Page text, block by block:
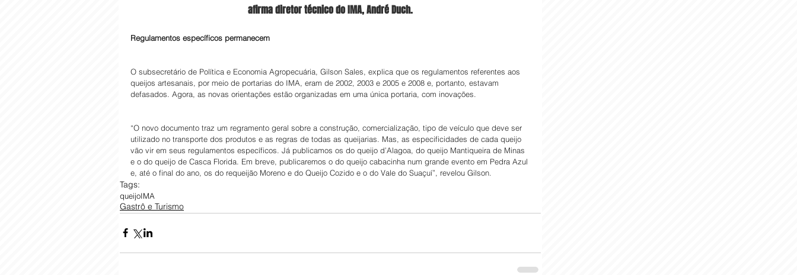
afirma diretor técnico do IMA, André Duch.
Regulamentos específicos permanecem
O subsecretário de Política e Economia Agropecuária, Gilson Sales, explica que os regulamentos referentes aos
queijos artesanais, por meio de portarias do IMA, eram de 2002, 2003 e 2005 e 2008 e, portanto, estavam
defasados. Agora, as novas orientações estão organizadas em uma única portaria, com inovações.
“O novo documento traz um regramento geral sobre a construção, comercialização, tipo de veículo que deve ser
utilizado no transporte dos produtos e as regras de todas as queijarias. Mas, as especificidades de cada queijo
vão vir em seus regulamentos específicos. Já publicamos os do queijo d’Alagoa, do queijo Mantiqueira de Minas
e o do queijo de Casca Florida. Em breve, publicaremos o do queijo cabacinha num grande evento em Pedra Azul
e, até o final do ano, os do requeijão Moreno e do Queijo Cozido e o do Vale do Suaçuí”, revelou Gilson.
Tags:
queijoIMA
Gastrô e Turismo